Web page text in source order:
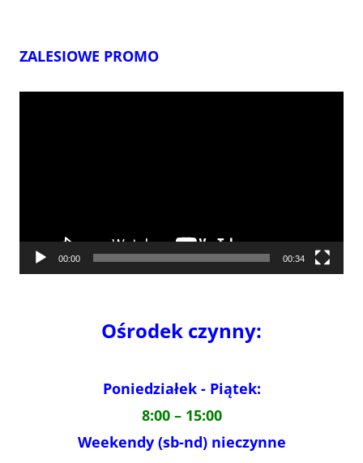
ZALESIOWE PROMO
Odtwarzacz
00:00 00:34
Ośrodek czynny:
Poniedziałek - Piątek:
8:00 – 15:00
Weekendy (sb-nd) nieczynne